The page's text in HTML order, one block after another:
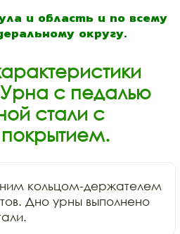
и область и по всему
округу.
Урна с педалью
стали с
кольцом-держателем
Дно урны выполнено